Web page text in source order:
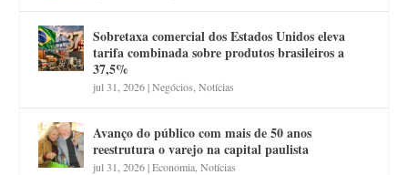
Sobretaxa comercial dos Estados Unidos eleva
tarifa combinada sobre produtos brasileiros a
37,5%
jul 31, 2026|Negócios ,Notícias
Avanço do público com mais de 50 anos
reestrutura o varejo na capital paulista
jul 31, 2026|Economia ,Notícias